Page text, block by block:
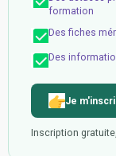
formation
Des fiches
Des
Je
Inscription